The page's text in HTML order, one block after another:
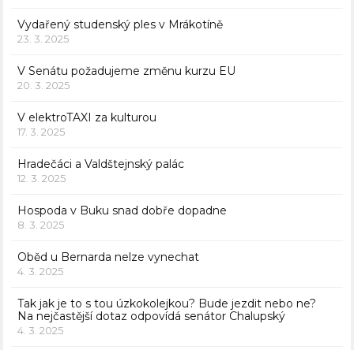
Vydařený studenský ples v Mrákotíně
23. 3. 2025
V Senátu požadujeme změnu kurzu EU
20. 3. 2025
V elektroTAXI za kulturou
17. 3. 2025
Hradečáci a Valdštejnský palác
12. 3. 2025
Hospoda v Buku snad dobře dopadne
8. 3. 2025
Oběd u Bernarda nelze vynechat
4. 3. 2025
Tak jak je to s tou úzkokolejkou? Bude jezdit nebo ne?
Na nejčastější dotaz odpovídá senátor Chalupský
4. 3. 2025